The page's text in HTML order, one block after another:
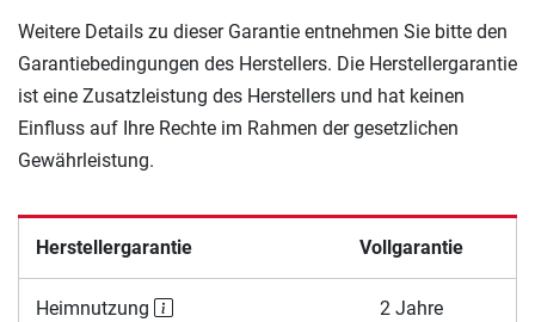
Weitere Details zu dieser Garantie entnehmen Sie bitte den
Garantiebedingungen des Herstellers. Die Herstellergarantie
ist eine Zusatzleistung des Herstellers und hat keinen
Einfluss auf Ihre Rechte im Rahmen der gesetzlichen
Gewährleistung.
Herstellergarantie Vollgarantie
Heimnutzung 2 Jahre